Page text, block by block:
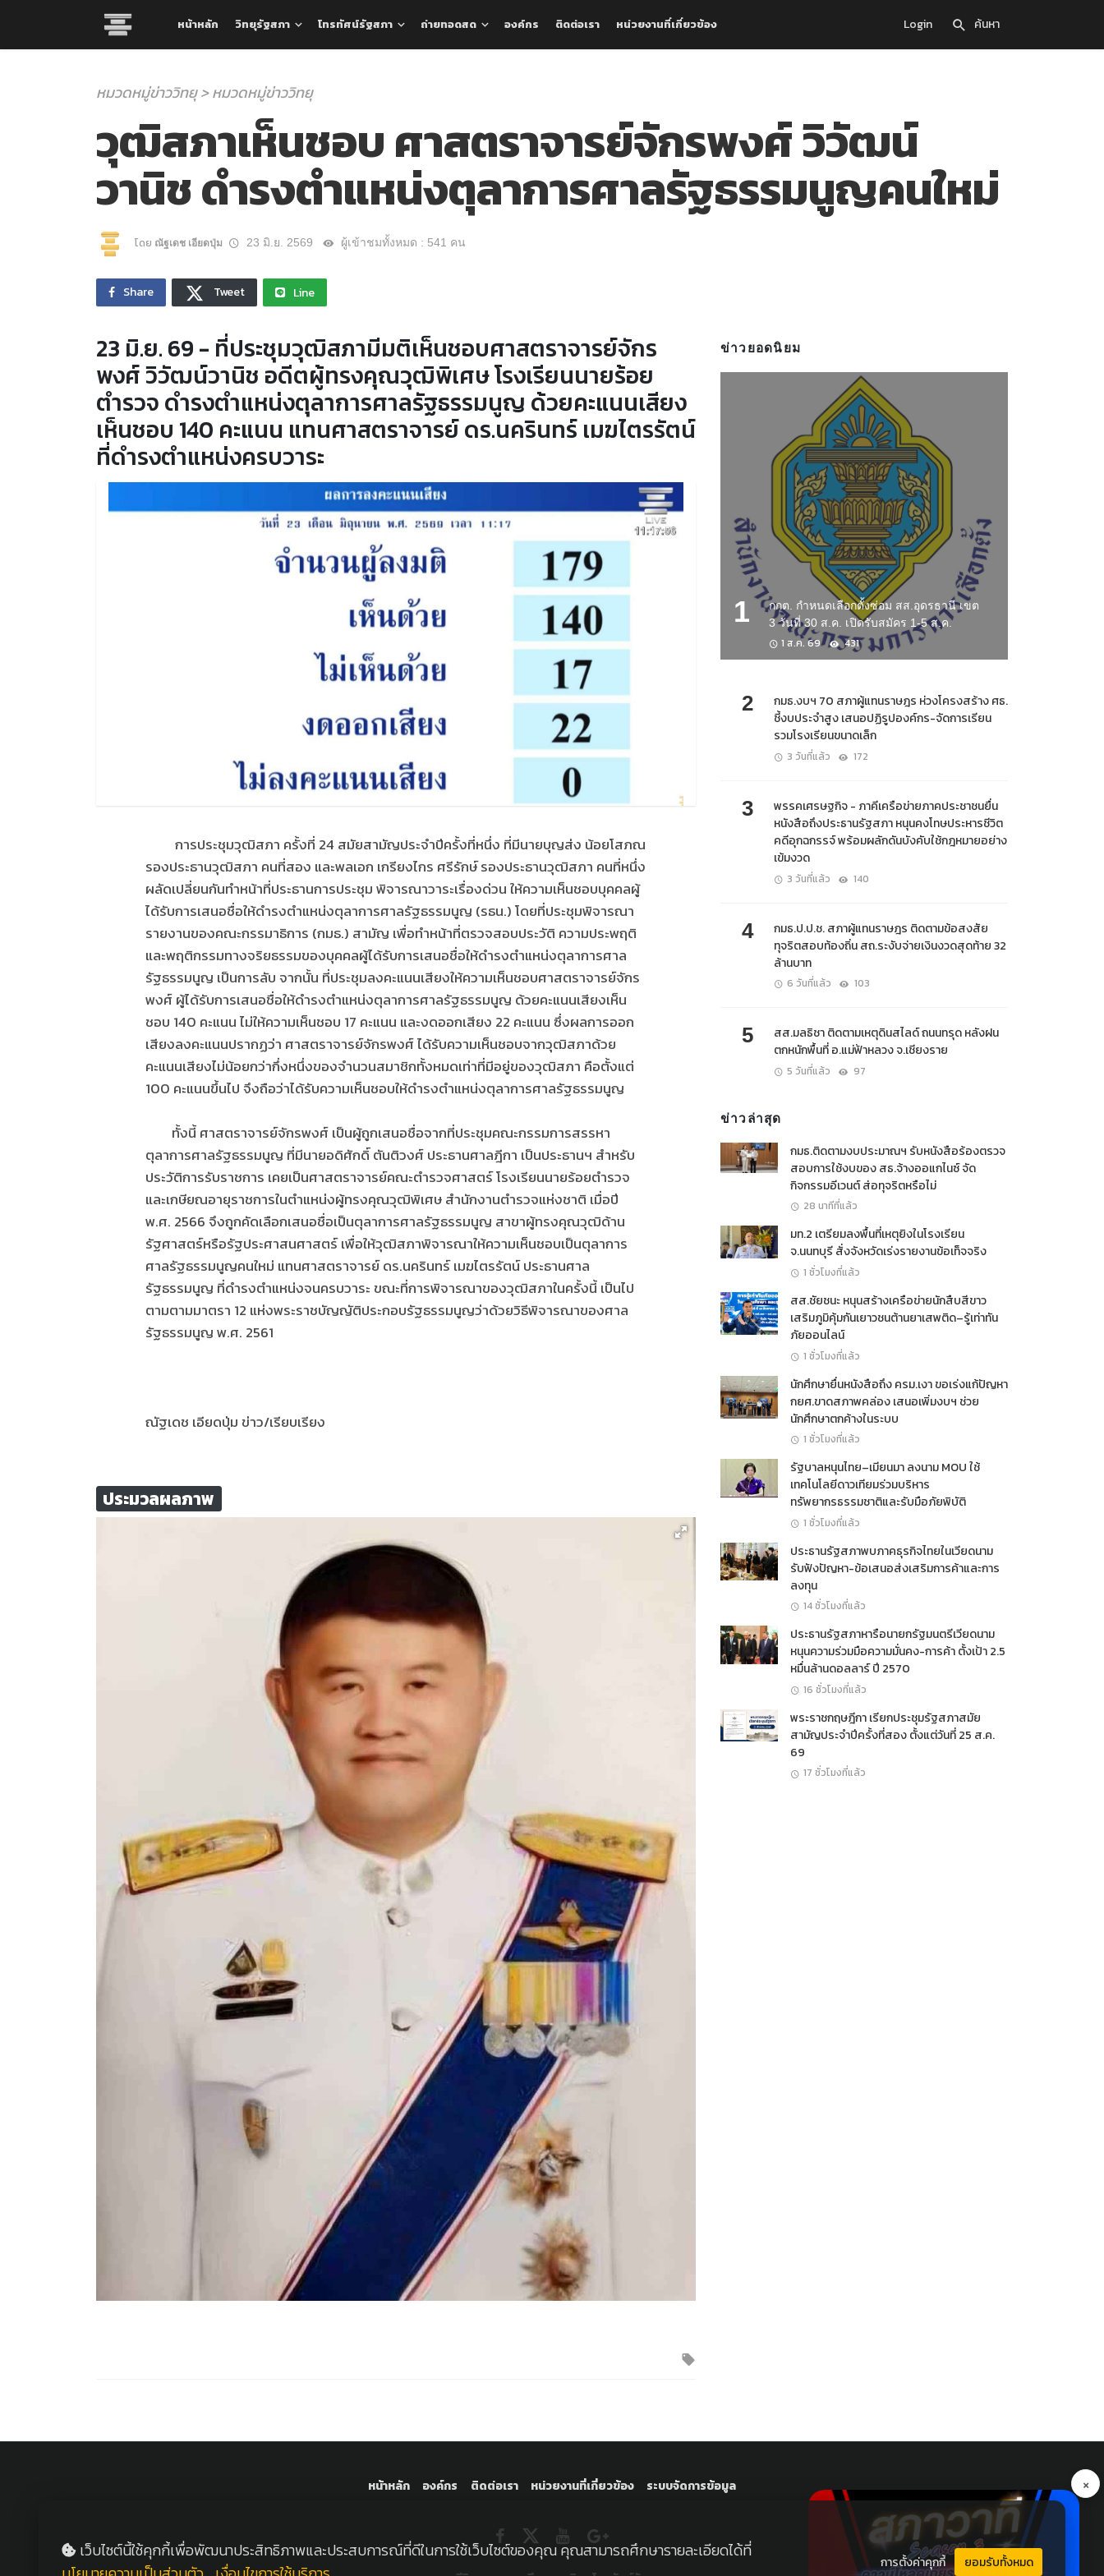
หน้าหลัก วิทยุรัฐสภา โทรทัศน์รัฐสภา ถ่ายทอดสด องค์กร ติดต่อเรา หน่วยงานที่เกี่ยวข้อง Login ค้นหา
หมวดหมู่ข่าววิทยุ > หมวดหมู่ข่าววิทยุ
วุฒิสภาเห็นชอบ ศาสตราจารย์จักรพงศ์ วิวัฒน์
วานิช ดำรงตำแหน่งตุลาการศาลรัฐธรรมนูญคนใหม่
โดย ณัฐ​เดช​ เอียด​ปุ่ม​ 23 มิ.ย. 2569 ผู้เข้าชมทั้งหมด : 541 คน
Share Tweet Line
23 มิ.ย. 69 - ที่ประชุมวุฒิสภามีมติเห็นชอบศาสตราจารย์จักร
พงศ์ วิวัฒน์วานิช อดีตผู้ทรงคุณวุฒิพิเศษ โรงเรียนนายร้อย
ตำรวจ ดำรงตำแหน่งตุลาการศาลรัฐธรรมนูญ ด้วยคะแนนเสียง
เห็นชอบ 140 คะแนน แทนศาสตราจารย์ ดร.นครินทร์ เมฆไตรรัตน์
ที่ดำรงตำแหน่งครบวาระ
การประชุมวุฒิสภา ครั้งที่ 24 สมัยสามัญประจำปีครั้งที่หนึ่ง ที่มีนายบุญส่ง น้อยโสภณ
รองประธานวุฒิสภา คนที่สอง และพลเอก เกรียงไกร ศรีรักษ์ รองประธานวุฒิสภา คนที่หนึ่ง
ผลัดเปลี่ยนกันทำหน้าที่ประธานการประชุม พิจารณาวาระเรื่องด่วน ให้ความเห็นชอบบุคคลผู้
ได้รับการเสนอชื่อให้ดำรงตำแหน่งตุลาการศาลรัฐธรรมนูญ (รธน.) โดยที่ประชุมพิจารณา
รายงานของคณะกรรมาธิการ (กมธ.) สามัญ เพื่อทำหน้าที่ตรวจสอบประวัติ ความประพฤติ
และพฤติกรรมทางจริยธรรมของบุคคลผู้ได้รับการเสนอชื่อให้ดำรงตำแหน่งตุลาการศาล
รัฐธรรมนูญ เป็นการลับ จากนั้น ที่ประชุมลงคะแนนเสียงให้ความเห็นชอบศาสตราจารย์จักร
พงศ์ ผู้ได้รับการเสนอชื่อให้ดำรงตำแหน่งตุลาการศาลรัฐธรรมนูญ ด้วยคะแนนเสียงเห็น
ชอบ 140 คะแนน ไม่ให้ความเห็นชอบ 17 คะแนน และงดออกเสียง 22 คะแนน ซึ่งผลการออก
เสียงลงคะแนนปรากฏว่า ศาสตราจารย์จักรพงศ์ ได้รับความเห็นชอบจากวุฒิสภาด้วย
คะแนนเสียงไม่น้อยกว่ากึ่งหนึ่งของจำนวนสมาชิกทั้งหมดเท่าที่มีอยู่ของวุฒิสภา คือตั้งแต่
100 คะแนนขึ้นไป จึงถือว่าได้รับความเห็นชอบให้ดำรงตำแหน่งตุลาการศาลรัฐธรรมนูญ
ทั้งนี้ ศาสตราจารย์จักรพงศ์ เป็นผู้ถูกเสนอชื่อจากที่ประชุมคณะกรรมการสรรหา
ตุลาการศาลรัฐธรรมนูญ ที่มีนายอดิศักดิ์ ตันติวงศ์ ประธานศาลฎีกา เป็นประธานฯ สำหรับ
ประวัติการรับราชการ เคยเป็นศาสตราจารย์คณะตำรวจศาสตร์ โรงเรียนนายร้อยตำรวจ
และเกษียณอายุราชการในตำแหน่งผู้ทรงคุณวุฒิพิเศษ สำนักงานตำรวจแห่งชาติ เมื่อปี
พ.ศ. 2566 จึงถูกคัดเลือกเสนอชื่อเป็นตุลาการศาลรัฐธรรมนูญ สาขาผู้ทรงคุณวุฒิด้าน
รัฐศาสตร์หรือรัฐประศาสนศาสตร์ เพื่อให้วุฒิสภาพิจารณาให้ความเห็นชอบเป็นตุลาการ
ศาลรัฐธรรมนูญคนใหม่ แทนศาสตราจารย์ ดร.นครินทร์ เมฆไตรรัตน์ ประธานศาล
รัฐธรรมนูญ ที่ดำรงตำแหน่งจนครบวาระ ขณะที่การพิจารณาของวุฒิสภาในครั้งนี้ เป็นไป
ตามตามมาตรา 12 แห่งพระราชบัญญัติประกอบรัฐธรรมนูญว่าด้วยวิธีพิจารณาของศาล
รัฐธรรมนูญ พ.ศ. 2561
ณัฐเดช เอียดปุ่ม ข่าว/เรียบเรียง
ประมวลผลภาพ
ข่าวยอดนิยม
1
กกต. กำหนดเลือกตั้งซ่อม สส.อุดรธานี เขต
3 วันที่ 30 ส.ค. เปิดรับสมัคร 1-5 ส.ค.
1 ส.ค. 69 431
2
กมธ.งบฯ 70 สภาผู้แทนราษฎร ห่วงโครงสร้าง ศธ.
ชี้งบประจำสูง เสนอปฏิรูปองค์กร-จัดการเรียน
รวมโรงเรียนขนาดเล็ก
3 วันที่แล้ว 172
3
พรรคเศรษฐกิจ - ภาคีเครือข่ายภาคประชาชนยื่น
หนังสือถึงประธานรัฐสภา หนุนคงโทษประหารชีวิต
คดีอุกฉกรรจ์ พร้อมผลักดันบังคับใช้กฎหมายอย่าง
เข้มงวด
3 วันที่แล้ว 140
4
กมธ.ป.ป.ช. สภาผู้แทนราษฎร ติดตามข้อสงสัย
ทุจริตสอบท้องถิ่น สถ.ระงับจ่ายเงินงวดสุดท้าย 32
ล้านบาท
6 วันที่แล้ว 103
5
สส.มลธิชา ติดตามเหตุดินสไลด์ ถนนทรุด หลังฝน
ตกหนักพื้นที่ อ.แม่ฟ้าหลวง จ.เชียงราย
5 วันที่แล้ว 97
ข่าวล่าสุด
กมธ.ติดตามงบประมาณฯ รับหนังสือร้องตรวจ
สอบการใช้งบของ สธ.จ้างออแกไนซ์ จัด
กิจกรรมอีเวนต์ ส่อทุจริตหรือไม่
28 นาทีที่แล้ว
มท.2 เตรียมลงพื้นที่เหตุยิงในโรงเรียน
จ.นนทบุรี สั่งจังหวัดเร่งรายงานข้อเท็จจริง
1 ชั่วโมงที่แล้ว
สส.ชัยชนะ หนุนสร้างเครือข่ายนักสืบสีขาว
เสริมภูมิคุ้มกันเยาวชนต้านยาเสพติด–รู้เท่าทัน
ภัยออนไลน์
1 ชั่วโมงที่แล้ว
นักศึกษายื่นหนังสือถึง ครม.เงา ขอเร่งแก้ปัญหา
กยศ.ขาดสภาพคล่อง เสนอเพิ่มงบฯ ช่วย
นักศึกษาตกค้างในระบบ
1 ชั่วโมงที่แล้ว
รัฐบาลหนุนไทย–เมียนมา ลงนาม MOU ใช้
เทคโนโลยีดาวเทียมร่วมบริหาร
ทรัพยากรธรรมชาติและรับมือภัยพิบัติ
1 ชั่วโมงที่แล้ว
ประธานรัฐสภาพบภาคธุรกิจไทยในเวียดนาม
รับฟังปัญหา-ข้อเสนอส่งเสริมการค้าและการ
ลงทุน
14 ชั่วโมงที่แล้ว
ประธานรัฐสภาหารือนายกรัฐมนตรีเวียดนาม
หนุนความร่วมมือความมั่นคง-การค้า ตั้งเป้า 2.5
หมื่นล้านดอลลาร์ ปี 2570
16 ชั่วโมงที่แล้ว
พระราชกฤษฎีกา เรียกประชุมรัฐสภาสมัย
สามัญประจำปีครั้งที่สอง ตั้งแต่วันที่ 25 ส.ค.
69
17 ชั่วโมงที่แล้ว
หน้าหลัก องค์กร ติดต่อเรา หน่วยงานที่เกี่ยวข้อง ระบบจัดการข้อมูล
เว็บไซต์นี้ใช้คุกกี้เพื่อพัฒนาประสิทธิภาพและประสบการณ์ที่ดีในการใช้เว็บไซต์ของคุณ คุณสามารถศึกษารายละเอียดได้ที่
การตั้งค่าคุกกี้ ยอมรับทั้งหมด
×